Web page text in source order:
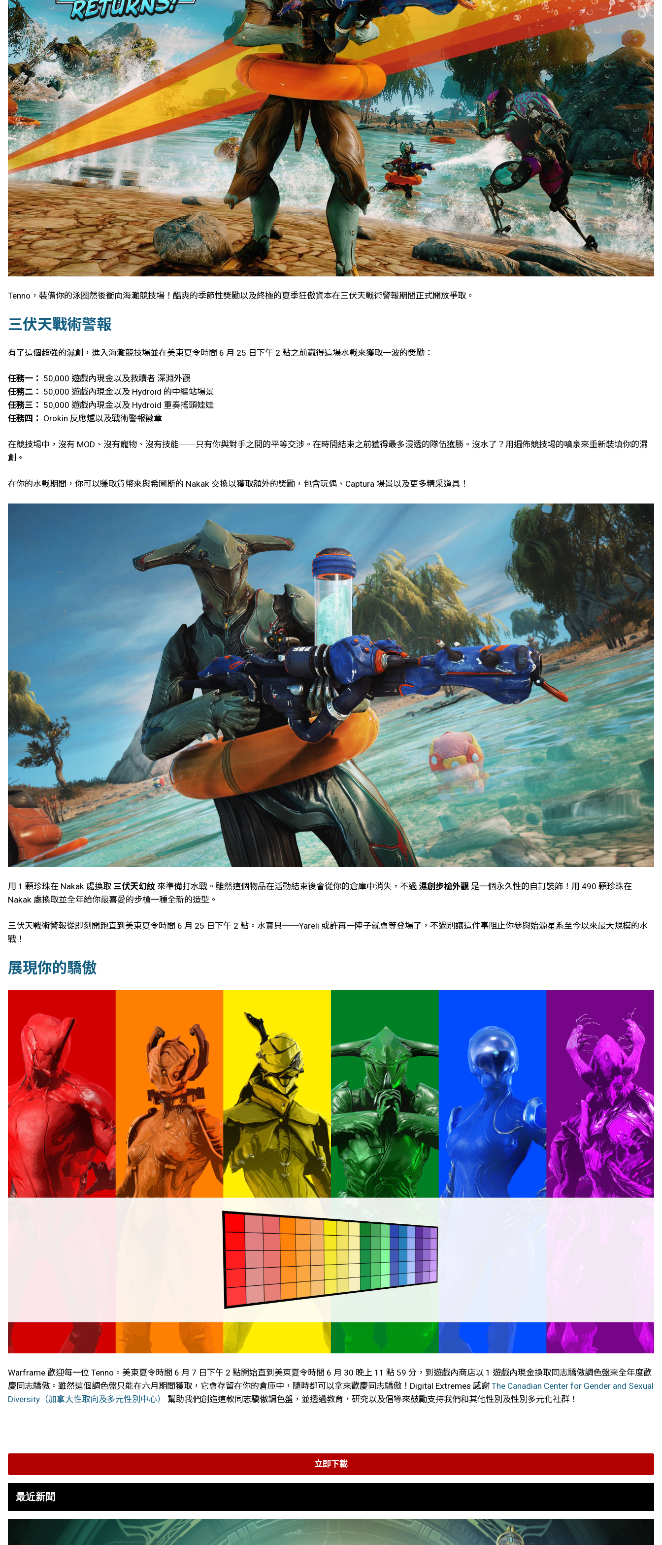
Tenno，裝備你的泳圈然後衝向海灘競技場！酷爽的季節性奬勵以及終極的夏季狂傲資本在三伏天戰術警報期間正式開放爭取。
三伏天戰術警報
有了這個超強的濕創，進入海灘競技場並在美東夏令時間 6 月 25 日下午 2 點之前贏得這場水戰來獲取一波的奬勵：
任務一： 50,000 遊戲內現金以及救贖者 深淵外觀
任務二： 50,000 遊戲內現金以及 Hydroid 的中繼站場景
任務三： 50,000 遊戲內現金以及 Hydroid 重奏搖頭娃娃
任務四： Orokin 反應爐以及戰術警報徽章
在競技場中，沒有 MOD、沒有寵物、沒有技能──只有你與對手之間的平等交涉。在時間結束之前獲得最多浸透的隊伍獲勝。沒水了？用遍佈競技場的噴泉來重新裝填你的濕
創。
在你的水戰期間，你可以賺取貨幣來與希圖斯的 Nakak 交換以獲取額外的奬勵，包含玩偶、Captura 場景以及更多精采道具！
用 1 顆珍珠在 Nakak 處換取 三伏天幻紋 來準備打水戰。雖然這個物品在活動結束後會從你的倉庫中消失，不過 濕創步槍外觀 是一個永久性的自訂裝飾！用 490 顆珍珠在
Nakak 處換取並全年給你最喜愛的步槍一種全新的造型。
三伏天戰術警報從即刻開跑直到美東夏令時間 6 月 25 日下午 2 點。水寶貝──Yareli 或許再一陣子就會等登場了，不過別讓這件事阻止你參與始源星系至今以來最大規模的水
戰！
展現你的驕傲
Warframe 歡迎每一位 Tenno。美東夏令時間 6 月 7 日下午 2 點開始直到美東夏令時間 6 月 30 晚上 11 點 59 分，到遊戲內商店以 1 遊戲內現金換取同志驕傲調色盤來全年度歡
慶同志驕傲。雖然這個調色盤只能在六月期間獲取，它會存留在你的倉庫中，隨時都可以拿來歡慶同志驕傲！Digital Extremes 感謝 The Canadian Center for Gender and Sexual
Diversity（加拿大性取向及多元性別中心）
幫助我們創造這款同志驕傲調色盤，並透過教育，研究以及倡導來鼓勵支持我們和其他性別及性別多元化社群！
立即下載
最近新聞